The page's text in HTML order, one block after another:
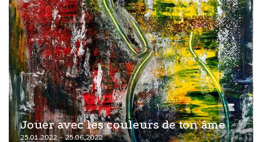
Jouer avec les couleurs de ton âme
25.01.2022 - 25.06.2022